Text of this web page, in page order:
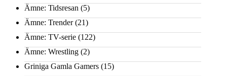
Ämne: Tidsresan (5)
Ämne: Trender(21)
Ämne: TV-serie (122)
Ämne: Wrestling (2)
Griniga Gamla Gamers (15)